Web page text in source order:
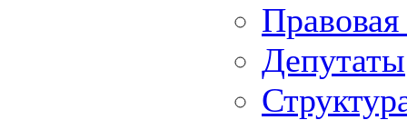
Правовая
Депутаты